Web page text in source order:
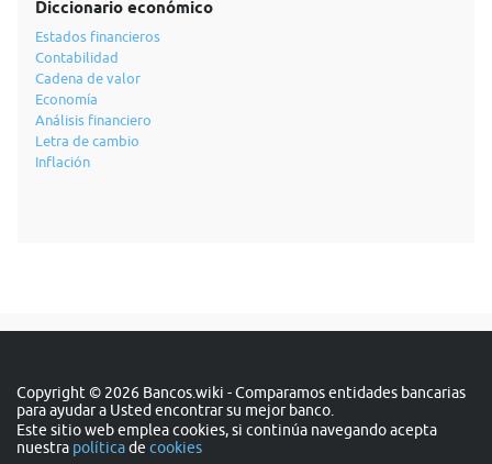
Diccionario económico
Estados financieros
Contabilidad
Cadena de valor
Economía
Análisis financiero
Letra de cambio
Inflación
Copyright © 2026 Bancos.wiki - Comparamos entidades bancarias
para ayudar a Usted encontrar su mejor banco.
Este sitio web emplea cookies, si continúa navegando acepta
nuestra políticade cookies